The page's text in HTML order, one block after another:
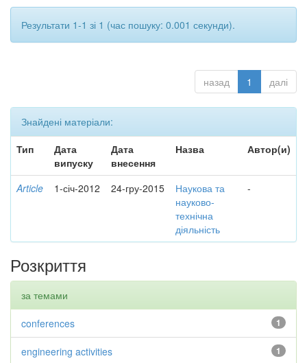
Результати 1-1 зі 1 (час пошуку: 0.001 секунди).
назад 1 далі
Знайдені матеріали:
Тип
Дата
випуску
Дата
внесення
Назва Автор(и)
Article 1-січ-2012 24-гру-2015
Наукова та
науково-
технічна
діяльність
-
Розкриття
за темами
1
conferences
1
engineering activities